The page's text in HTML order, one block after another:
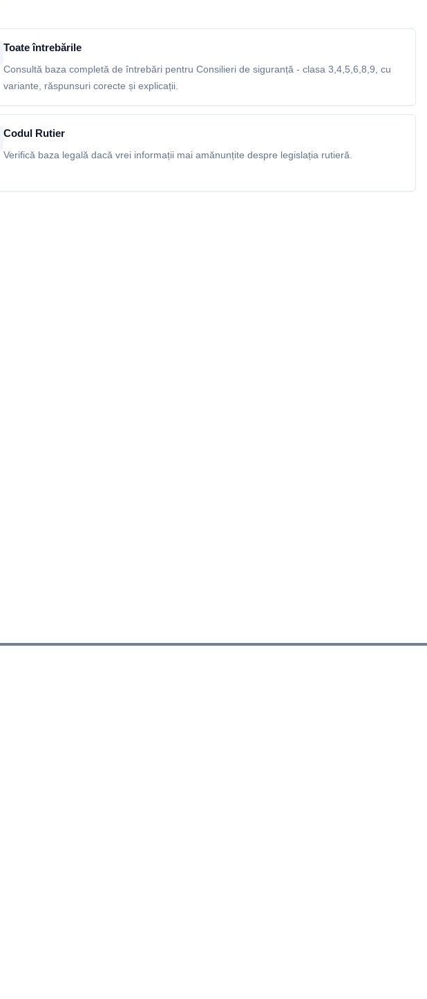
Toate întrebările
Consultă baza completă de întrebări pentru Consilieri de siguranță - clasa 3,4,5,6,8,9, cu
variante, răspunsuri corecte și explicații.
Codul Rutier
Verifică baza legală dacă vrei informații mai amănunțite despre legislația rutieră.